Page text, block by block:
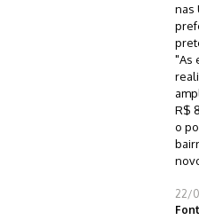
nas
"As
R$
o
22/